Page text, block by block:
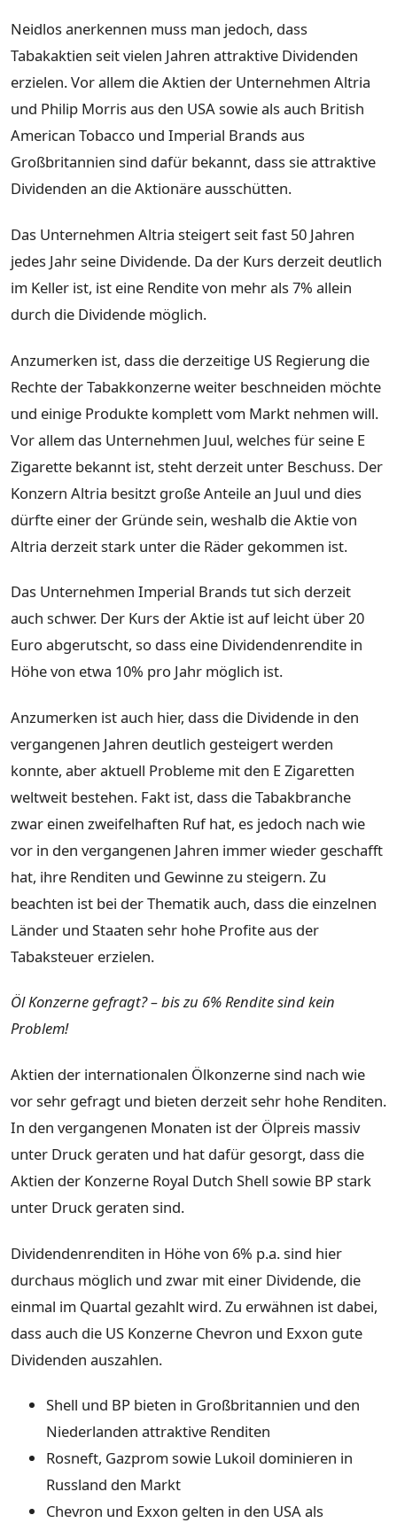
Neidlos anerkennen muss man jedoch, dass
Tabakaktien seit vielen Jahren attraktive Dividenden
erzielen. Vor allem die Aktien der Unternehmen Altria
und Philip Morris aus den USA sowie als auch British
American Tobacco und Imperial Brands aus
Großbritannien sind dafür bekannt, dass sie attraktive
Dividenden an die Aktionäre ausschütten.
Das Unternehmen Altria steigert seit fast 50 Jahren
jedes Jahr seine Dividende. Da der Kurs derzeit deutlich
im Keller ist, ist eine Rendite von mehr als 7% allein
durch die Dividende möglich.
Anzumerken ist, dass die derzeitige US Regierung die
Rechte der Tabakkonzerne weiter beschneiden möchte
und einige Produkte komplett vom Markt nehmen will.
Vor allem das Unternehmen Juul, welches für seine E
Zigarette bekannt ist, steht derzeit unter Beschuss. Der
Konzern Altria besitzt große Anteile an Juul und dies
dürfte einer der Gründe sein, weshalb die Aktie von
Altria derzeit stark unter die Räder gekommen ist.
Das Unternehmen Imperial Brands tut sich derzeit
auch schwer. Der Kurs der Aktie ist auf leicht über 20
Euro abgerutscht, so dass eine Dividendenrendite in
Höhe von etwa 10% pro Jahr möglich ist.
Anzumerken ist auch hier, dass die Dividende in den
vergangenen Jahren deutlich gesteigert werden
konnte, aber aktuell Probleme mit den E Zigaretten
weltweit bestehen. Fakt ist, dass die Tabakbranche
zwar einen zweifelhaften Ruf hat, es jedoch nach wie
vor in den vergangenen Jahren immer wieder geschafft
hat, ihre Renditen und Gewinne zu steigern. Zu
beachten ist bei der Thematik auch, dass die einzelnen
Länder und Staaten sehr hohe Profite aus der
Tabaksteuer erzielen.
Öl Konzerne gefragt? – bis zu 6% Rendite sind kein
Problem!
Aktien der internationalen Ölkonzerne sind nach wie
vor sehr gefragt und bieten derzeit sehr hohe Renditen.
In den vergangenen Monaten ist der Ölpreis massiv
unter Druck geraten und hat dafür gesorgt, dass die
Aktien der Konzerne Royal Dutch Shell sowie BP stark
unter Druck geraten sind.
Dividendenrenditen in Höhe von 6% p.a. sind hier
durchaus möglich und zwar mit einer Dividende, die
einmal im Quartal gezahlt wird. Zu erwähnen ist dabei,
dass auch die US Konzerne Chevron und Exxon gute
Dividenden auszahlen.
Shell und BP bieten in Großbritannien und den
Niederlanden attraktive Renditen
Rosneft, Gazprom sowie Lukoil dominieren in
Russland den Markt
Chevron und Exxon gelten in den USA als